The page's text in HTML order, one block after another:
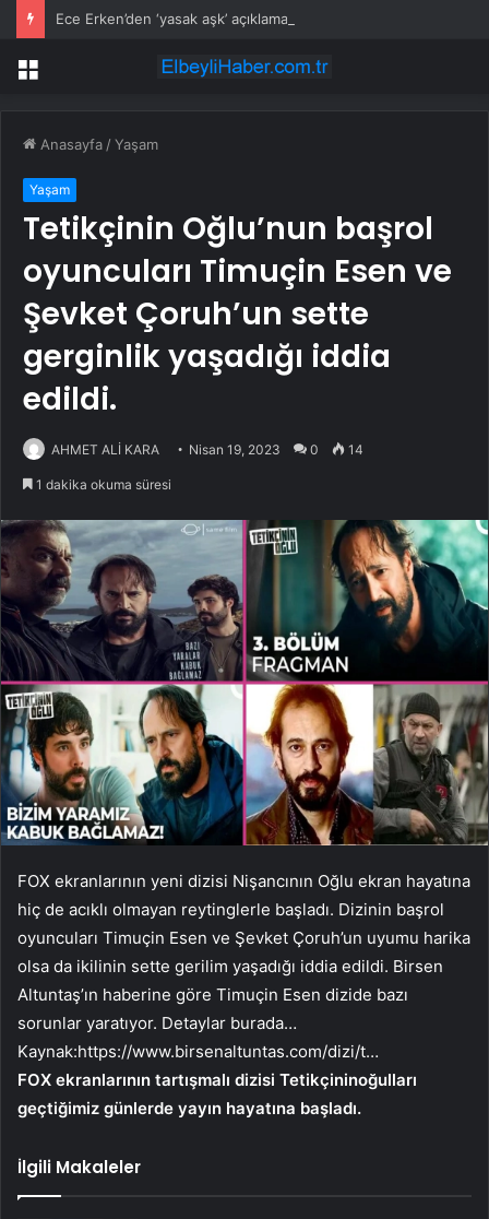
Menü
Anasayfa /Yaşam
Yaşam
Tetikçinin Oğlu’nun başrol
oyuncuları Timuçin Esen ve
Şevket Çoruh’un sette
gerginlik yaşadığı iddia
edildi.
AHMET ALİ KARA Nisan 19, 2023 0 14
1 dakika okuma süresi
FOX ekranlarının yeni dizisi Nişancının Oğlu ekran hayatına
hiç de acıklı olmayan reytinglerle başladı. Dizinin başrol
oyuncuları Timuçin Esen ve Şevket Çoruh’un uyumu harika
olsa da ikilinin sette gerilim yaşadığı iddia edildi. Birsen
Altuntaş’ın haberine göre Timuçin Esen dizide bazı
sorunlar yaratıyor. Detaylar burada…
Kaynak:https://www.birsenaltuntas.com/dizi/t…
FOX ekranlarının tartışmalı dizisi Tetikçininoğulları
geçtiğimiz günlerde yayın hayatına başladı.
İlgili Makaleler